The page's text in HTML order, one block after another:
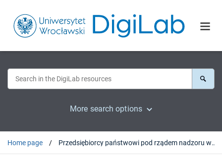
More search options
Home page Przedsiębiorcy państwowi pod rządem nadzoru właścicielskiego